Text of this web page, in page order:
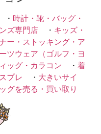
・ 時計・靴・バッグ・
ズ専門店 ・ キッズ・
ー・ストッキング・ア
ツウェア（ゴルフ・ヨ
ッグ・カラコン ・ 着
プレ ・ 大きいサイ
グを売る・買い取り